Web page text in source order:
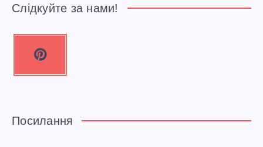
Слідкуйте за нами!
e
Посилання